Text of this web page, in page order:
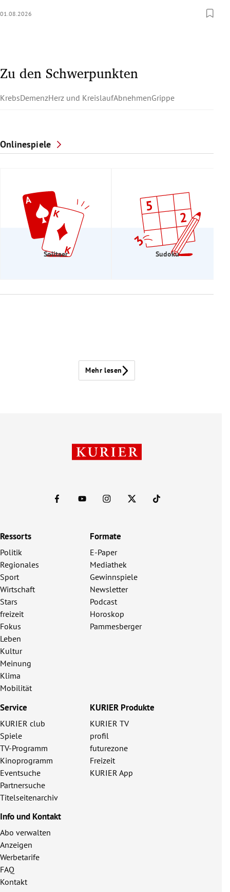
01.08.2026
Zu den Schwerpunkten
KrebsDemenzHerz und KreislaufAbnehmenGrippe
Onlinespiele
Solitaer Sudoku
Mehr lesen
Ressorts
Politik
Regionales
Sport
Wirtschaft
Stars
freizeit
Fokus
Leben
Kultur
Meinung
Klima
Mobilität
Formate
E-Paper
Mediathek
Gewinnspiele
Newsletter
Podcast
Horoskop
Pammesberger
Service
KURIER club
Spiele
TV-Programm
Kinoprogramm
Eventsuche
Partnersuche
Titelseitenarchiv
KURIER Produkte
KURIER TV
profil
futurezone
Freizeit
KURIER App
Info und Kontakt
Abo verwalten
Anzeigen
Werbetarife
FAQ
Kontakt